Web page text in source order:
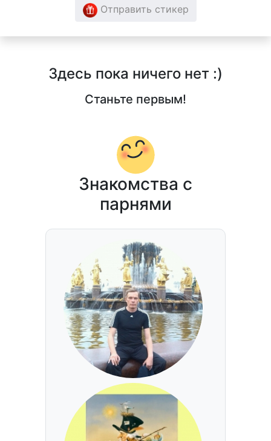
Отправить стикер
Здесь пока ничего нет :)
Станьте первым!
Знакомства с
парнями